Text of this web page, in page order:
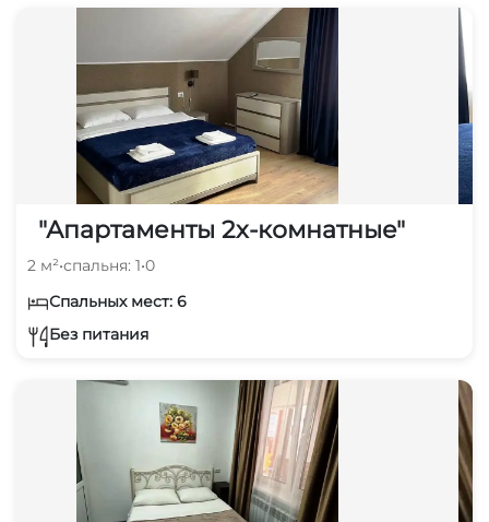
"Апартаменты 2х-комнатные"
2 м²•спальня: 1•0
Спальных мест: 6
Без питания